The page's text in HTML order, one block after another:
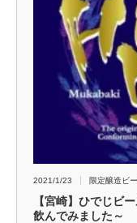
2021/1/23 限定醸造ビ
【宮崎】ひでじビ
飲んでみました～